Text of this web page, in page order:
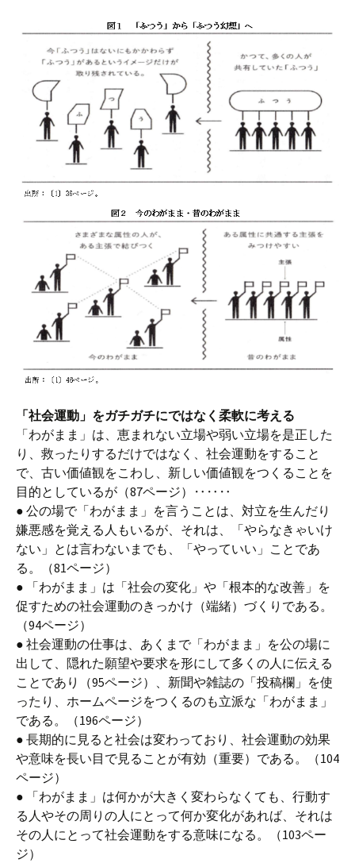
「社会運動」をガチガチにではなく柔軟に考える
「わがまま」は、恵まれない立場や弱い立場を是正した
り、救ったりするだけではなく、社会運動をすること
で、古い価値観をこわし、新しい価値観をつくることを
目的としているが（87ページ）‥‥‥
● 公の場で「わがまま」を言うことは、対立を生んだり
嫌悪感を覚える人もいるが、それは、「やらなきゃいけ
ない」とは言わないまでも、「やっていい」ことであ
る。（81ページ）
● 「わがまま」は「社会の変化」や「根本的な改善」を
促すための社会運動のきっかけ（端緒）づくりである。
（94ページ）
● 社会運動の仕事は、あくまで「わがまま」を公の場に
出して、隠れた願望や要求を形にして多くの人に伝える
ことであり（95ページ）、新聞や雑誌の「投稿欄」を使
ったり、ホームページをつくるのも立派な「わがまま」
である。（196ページ）
● 長期的に見ると社会は変わっており、社会運動の効果
や意味を長い目で見ることが有効（重要）である。（104
ページ）
● 「わがまま」は何かが大きく変わらなくても、行動す
る人やその周りの人にとって何か変化があれば、それは
その人にとって社会運動をする意味になる。（103ペー
ジ）